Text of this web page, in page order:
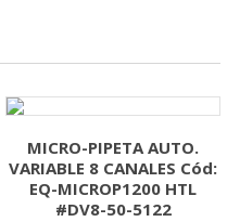
MICRO-PIPETA AUTO.
VARIABLE 8 CANALES Cód:
EQ-MICROP1200 HTL
#DV8-50-5122